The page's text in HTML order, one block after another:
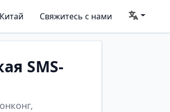
Китай Свяжитесь с нами
SMS-